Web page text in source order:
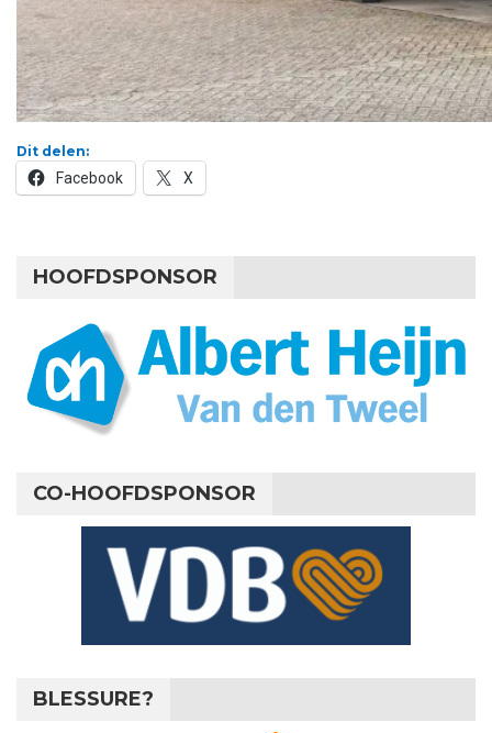
Dit delen:
Facebook X
HOOFDSPONSOR
CO-HOOFDSPONSOR
BLESSURE?